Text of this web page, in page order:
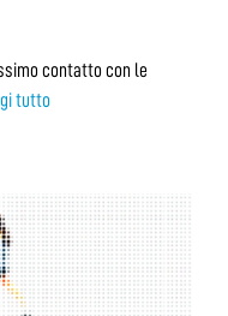
contatto con le
tutto